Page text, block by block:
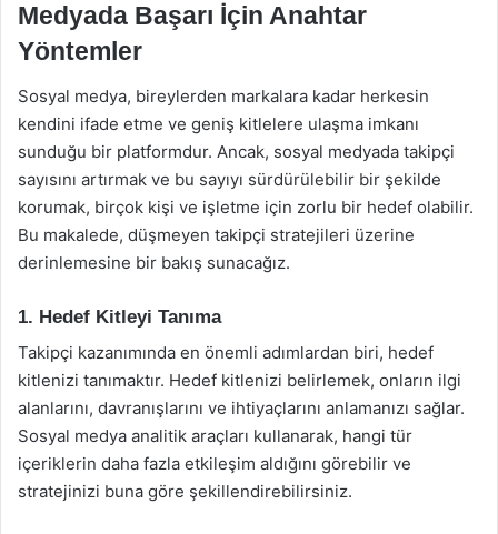
Medyada Başarı İçin Anahtar
Yöntemler
Sosyal medya, bireylerden markalara kadar herkesin
kendini ifade etme ve geniş kitlelere ulaşma imkanı
sunduğu bir platformdur. Ancak, sosyal medyada takipçi
sayısını artırmak ve bu sayıyı sürdürülebilir bir şekilde
korumak, birçok kişi ve işletme için zorlu bir hedef olabilir.
Bu makalede, düşmeyen takipçi stratejileri üzerine
derinlemesine bir bakış sunacağız.
1. Hedef Kitleyi Tanıma
Takipçi kazanımında en önemli adımlardan biri, hedef
kitlenizi tanımaktır. Hedef kitlenizi belirlemek, onların ilgi
alanlarını, davranışlarını ve ihtiyaçlarını anlamanızı sağlar.
Sosyal medya analitik araçları kullanarak, hangi tür
içeriklerin daha fazla etkileşim aldığını görebilir ve
stratejinizi buna göre şekillendirebilirsiniz.